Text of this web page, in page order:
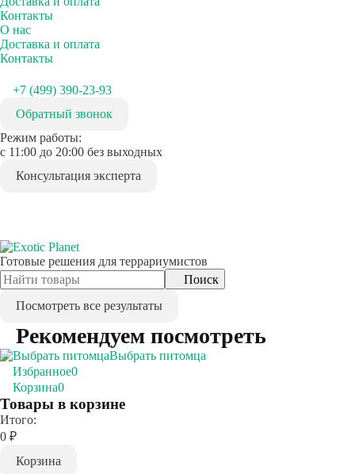
Контакты
О нас
Доставка и оплата
Контакты
+7 (499) 390-23-93
Обратный звонок
Режим работы:
с 11:00 до 20:00 без выходных
Консультация эксперта
Готовые решения для террариумистов
Поиск
Посмотреть все результаты
Рекомендуем посмотреть
Выбрать питомца
Избранное0
Корзина0
Товары в корзине
Итого:
0 ₽
Корзина